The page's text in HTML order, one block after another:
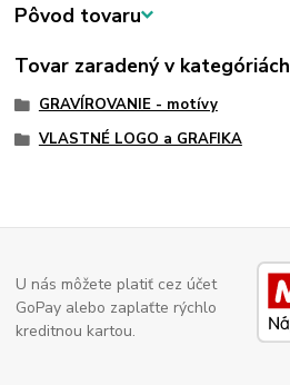
Pôvod tovaru
Tovar zaradený v kategóriách
GRAVÍROVANIE - motívy
VLASTNÉ LOGO a GRAFIKA
U nás môžete platiť cez účet
GoPay alebo zaplaťte rýchlo
kreditnou kartou.